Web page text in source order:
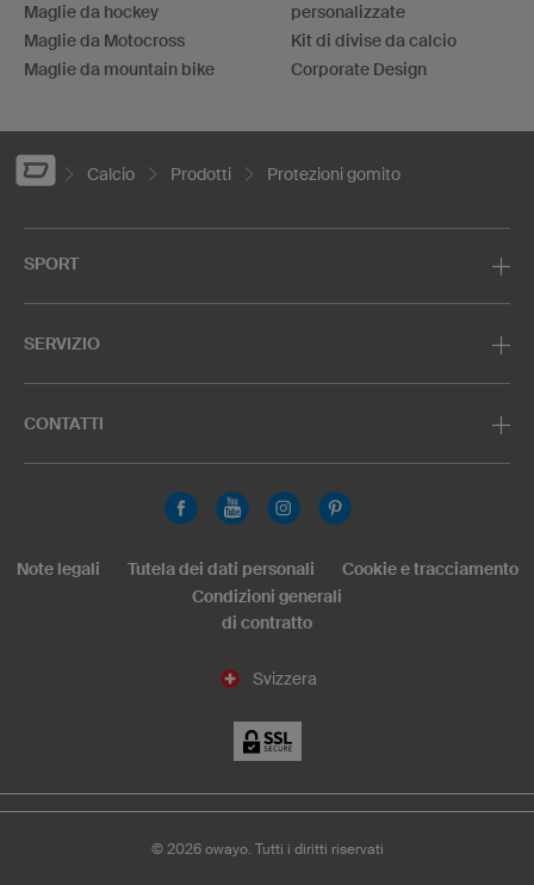
Maglie da hockey
Maglie da Motocross
Maglie da mountain bike
personalizzate
Kit di divise da calcio
Corporate Design
Calcio Prodotti Protezioni gomito
SPORT
SERVIZIO
CONTATTI
Svizzera
Note legali Tutela dei dati personali
Cookie e tracciamento
Condizioni generali
di contratto
© 2026owayo. Tutti i diritti riservati